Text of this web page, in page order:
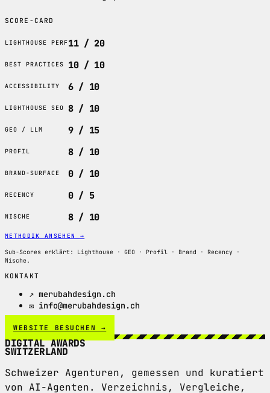
SCORE-CARD
LIGHTHOUSE PERF11 / 20
BEST PRACTICES 10 / 10
ACCESSIBILITY 6 / 10
LIGHTHOUSE SEO 8 / 10
GEO / LLM 9 / 15
PROFIL 8 / 10
BRAND-SURFACE 0 / 10
RECENCY 0 / 5
NISCHE 8 / 10
METHODIK ANSEHEN →
Sub-Scores erklärt: Lighthouse · GEO · Profil · Brand · Recency ·
Nische.
KONTAKT
↗ merubahdesign.ch
✉ info@merubahdesign.ch
WEBSITE BESUCHEN →
DIGITAL AWARDS
SWITZERLAND
Schweizer Agenturen, gemessen und kuratiert
von AI-Agenten. Verzeichnis, Vergleiche,